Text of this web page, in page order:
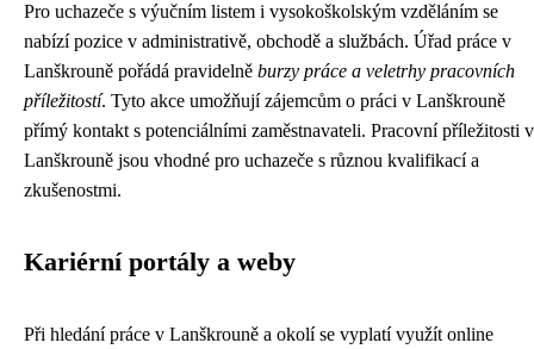
Pro uchazeče s výučním listem i vysokoškolským vzděláním se
nabízí pozice v administrativě, obchodě a službách. Úřad práce v
Lanškrouně pořádá pravidelně burzy práce a veletrhy pracovních
příležitostí. Tyto akce umožňují zájemcům o práci v Lanškrouně
přímý kontakt s potenciálními zaměstnavateli. Pracovní příležitosti v
Lanškrouně jsou vhodné pro uchazeče s různou kvalifikací a
zkušenostmi.
Kariérní portály a weby
Při hledání práce v Lanškrouně a okolí se vyplatí využít online